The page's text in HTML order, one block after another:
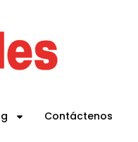
Contáctenos